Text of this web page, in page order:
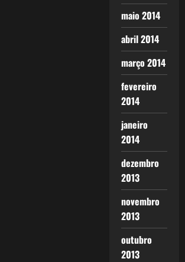
maio 2014
abril 2014
março 2014
fevereiro
2014
janeiro
2014
dezembro
2013
novembro
2013
outubro
2013